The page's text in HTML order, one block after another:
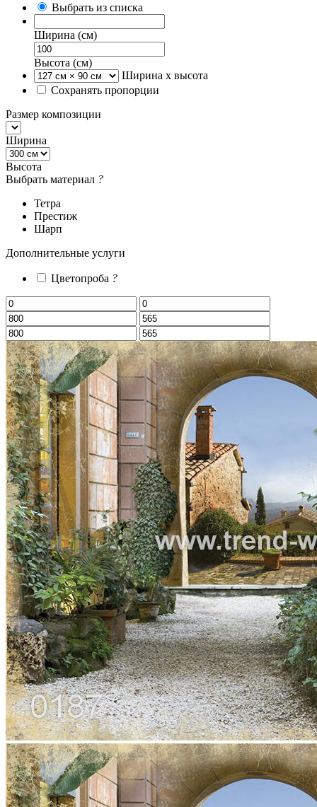
Выбрать из списка
Ширина (см)
Высота (см)
Ширина х высота
Сохранять пропорции
Размер композиции
Ширина
Высота
Выбрать материал ?
Тетра
Престиж
Шарп
Дополнительные услуги
Цветопроба ?